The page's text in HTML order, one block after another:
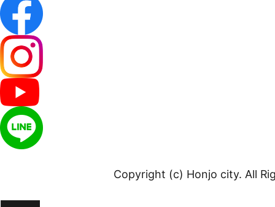
Copyright (c) Honjo city. All